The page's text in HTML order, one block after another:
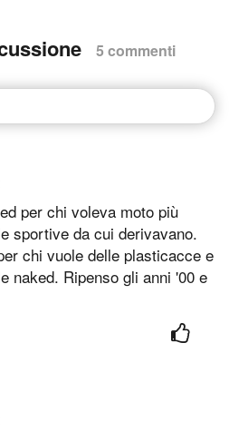
5 commenti
per chi voleva moto più
sportive da cui derivavano.
chi vuole delle plasticacce e
naked. Ripenso gli anni '00 e